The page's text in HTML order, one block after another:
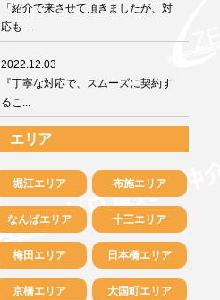
「紹介で来させて頂きましたが、対
応も...
2022.12.03
『丁寧な対応で、スムーズに契約す
るこ...
エリア
堀江エリア 布施エリア
なんばエリア 十三エリア
梅田エリア 日本橋エリア
京橋エリア 大国町エリア